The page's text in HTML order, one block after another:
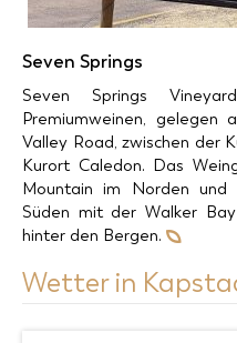
Seven Springs
Seven Springs
Premiumweinen,
Valley Road, zwischen der
Kurort Caledon. Das
Mountain im Norden
Süden mit der Walker
hinter den Bergen.
Wetter in